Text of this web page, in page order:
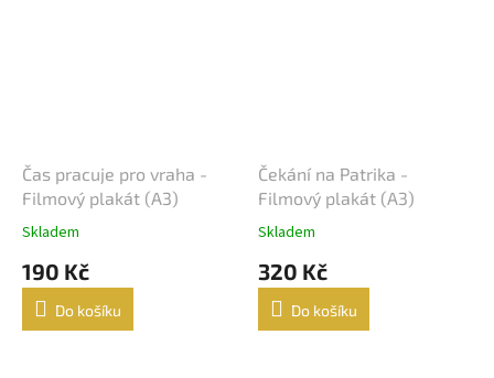
Čas pracuje pro vraha -
Filmový plakát (A3)
Skladem
190 Kč
Do košíku
Čekání na Patrika -
Filmový plakát (A3)
Skladem
320 Kč
Do košíku